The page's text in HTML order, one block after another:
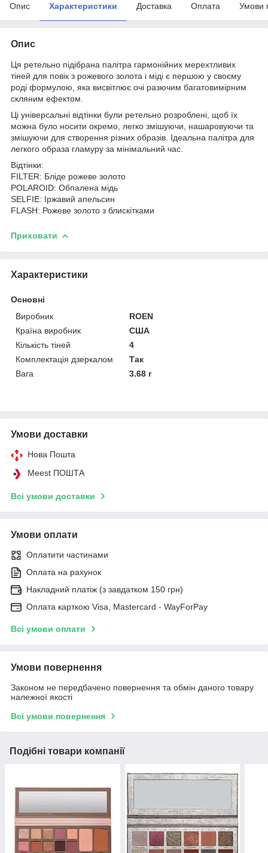
Опис Характеристики Доставка Оплата Умови
Опис
Ця ретельно підібрана палітра гармонійних мерехтливих
тіней для повік з рожевого золота і міді є першою у своєму
роді формулою, яка висвітлює очі разючим багатовимірним
скляним ефектом.
Ці універсальні відтінки були ретельно розроблені, щоб їх
можна було носити окремо, легко змішуючи, нашаровуючи та
змішуючи для створення різних образів. Ідеальна палітра для
легкого образа гламуру за мінімальний час.
Відтінки:
FILTER: Бліде рожеве золото
POLAROID: Обпалена мідь
SELFIE: Іржавий апельсин
FLASH: Рожеве золото з блискітками
Приховати
Характеристики
Основні
Виробник
ROEN
Країна виробник
США
Кількість тіней
4
Комплектація дзеркалом
Так
Вага
3.68 г
Умови доставки
Нова Пошта
Meest ПОШТА
Всі умови доставки
Умови оплати
Оплатити частинами
Оплата на рахунок
Накладний платіж (з завдатком 150 грн)
Оплата карткою Visa, Mastercard - WayForPay
Всі умови оплати
Умови повернення
Законом не передбачено повернення та обмін даного товару
належної якості
Всі умови повернення
Подібні товари компанії